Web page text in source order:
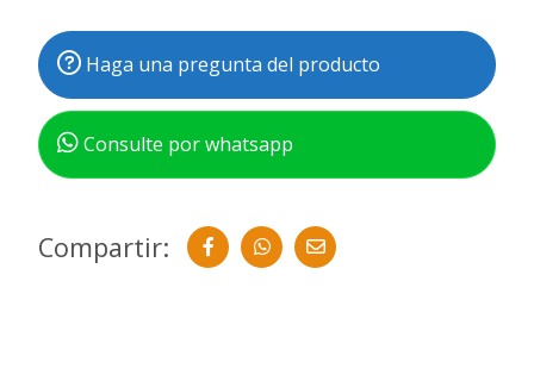
Haga una pregunta del producto
Consulte por whatsapp
Compartir: